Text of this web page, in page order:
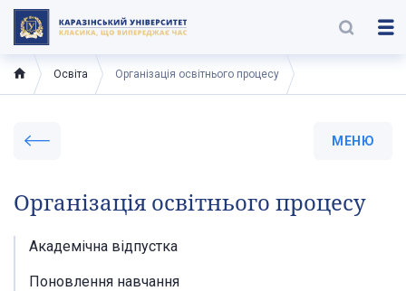
Освіта Організація освітнього процесу
МЕНЮ
Організація освітнього процесу
Академічна відпустка
Поновлення навчання